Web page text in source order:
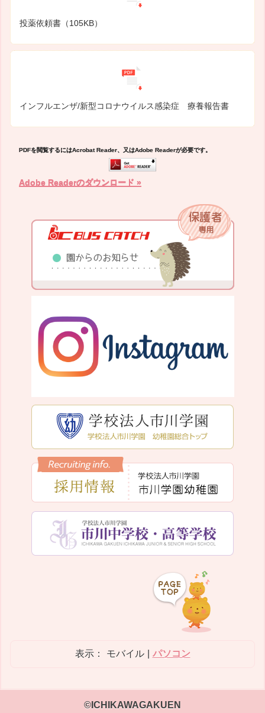
投薬依頼書（105KB）
インフルエンザ/新型コロナウイルス感染症 療養報告書
PDFを閲覧するにはAcrobat Reader、又はAdobe Readerが必要です。
Adobe Readerのダウンロード »
表示： モバイル パソコン
©ICHIKAWAGAKUEN